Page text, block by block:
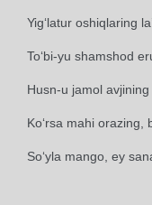
Yig‘latur oshiqlaring
To‘bi-yu shamshod
Husn-u jamol
Ko‘rsa mahi orazing,
So‘yla mango, ey